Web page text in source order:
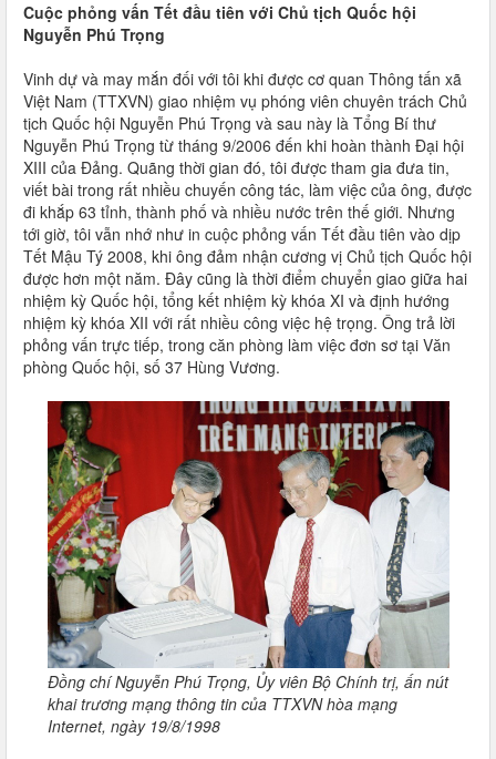
Cuộc phỏng vấn Tết đầu tiên với Chủ tịch Quốc hội
Nguyễn Phú Trọng
Vinh dự và may mắn đối với tôi khi được cơ quan Thông tấn xã
Việt Nam (TTXVN) giao nhiệm vụ phóng viên chuyên trách Chủ
tịch Quốc hội Nguyễn Phú Trọng và sau này là Tổng Bí thư
Nguyễn Phú Trọng từ tháng 9/2006 đến khi hoàn thành Đại hội
XIII của Đảng. Quãng thời gian đó, tôi được tham gia đưa tin,
viết bài trong rất nhiều chuyến công tác, làm việc của ông, được
đi khắp 63 tỉnh, thành phố và nhiều nước trên thế giới. Nhưng
tới giờ, tôi vẫn nhớ như in cuộc phỏng vấn Tết đầu tiên vào dịp
Tết Mậu Tý 2008, khi ông đảm nhận cương vị Chủ tịch Quốc hội
được hơn một năm. Đây cũng là thời điểm chuyển giao giữa hai
nhiệm kỳ Quốc hội, tổng kết nhiệm kỳ khóa XI và định hướng
nhiệm kỳ khóa XII với rất nhiều công việc hệ trọng. Ông trả lời
phỏng vấn trực tiếp, trong căn phòng làm việc đơn sơ tại Văn
phòng Quốc hội, số 37 Hùng Vương.
Đồng chí Nguyễn Phú Trọng, Ủy viên Bộ Chính trị, ấn nút
khai trương mạng thông tin của TTXVN hòa mạng
Internet, ngày 19/8/1998